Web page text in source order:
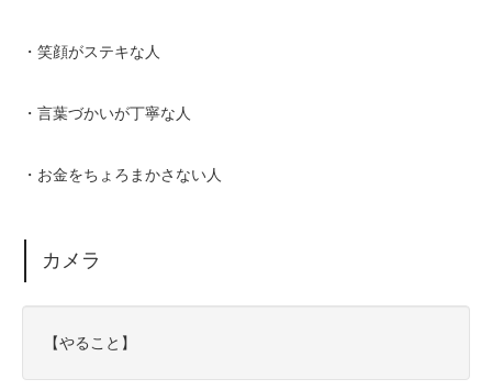
・笑顔がステキな人
・言葉づかいが丁寧な人
・お金をちょろまかさない人
カメラ
【やること】